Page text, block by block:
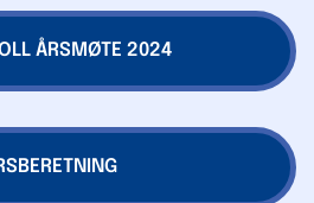
ÅRSMØTE 2024